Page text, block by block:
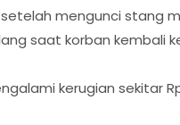
mengunci stang
saat korban kembali
kerugian sekitar